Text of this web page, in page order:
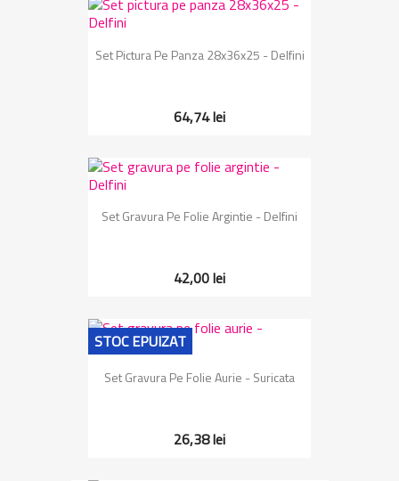
Set Pictura Pe Panza 28x36x25 - Delfini
64,74 lei
Set Gravura Pe Folie Argintie - Delfini
42,00 lei
Set Gravura Pe Folie Aurie - Suricata
26,38 lei
STOC EPUIZAT